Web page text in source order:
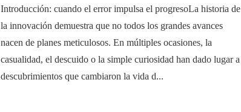
Introducción: cuando el error impulsa el progresoLa historia de
la innovación demuestra que no todos los grandes avances
nacen de planes meticulosos. En múltiples ocasiones, la
casualidad, el descuido o la simple curiosidad han dado lugar a
descubrimientos que cambiaron la vida d...